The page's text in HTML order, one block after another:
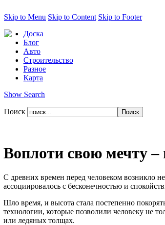
Skip to Menu Skip to Content Skip to Footer
Доска
Блог
Авто
Строительство
Разное
Карта
Show Search
Поиск
Воплоти свою мечту –
С древних времен перед человеком возникло
ассоциировалось с бесконечностью и
Шло время, и высота стала постепенно
технологии, которые позволили человеку не
или ледяных толщах.